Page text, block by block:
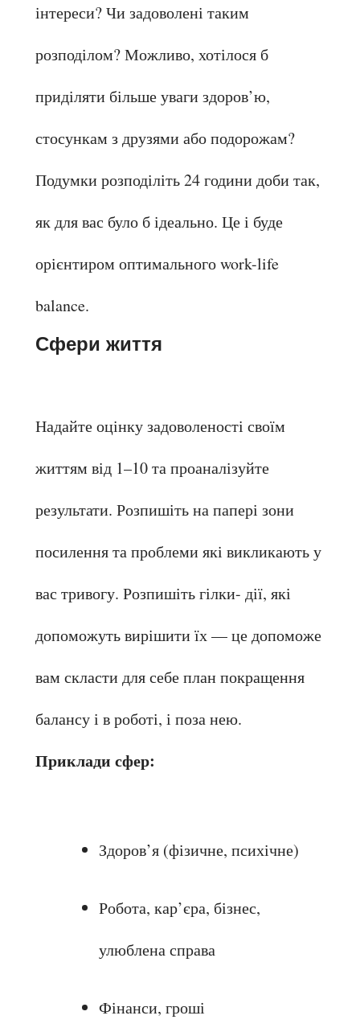
інтереси? Чи задоволені таким
розподілом? Можливо, хотілося б
приділяти більше уваги здоров’ю,
стосункам з друзями або подорожам?
Подумки розподіліть 24 години доби так,
як для вас було б ідеально. Це і буде
орієнтиром оптимального work-life
balance.
Сфери життя
Надайте оцінку задоволеності своїм
життям від 1–10 та проаналізуйте
результати. Розпишіть на папері зони
посилення та проблеми які викликають у
вас тривогу. Розпишіть гілки- дії, які
допоможуть вирішити їх — це допоможе
вам скласти для себе план покращення
балансу і в роботі, і поза нею.
Приклади сфер:
Здоров’я (фізичне, психічне)
Робота, кар’єра, бізнес,
улюблена справа
Фінанси, гроші